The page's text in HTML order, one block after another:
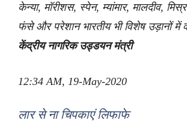
केन्या, मॉरीशस, स्पेन, म्यांमार, मालदीव,
फंसे और परेशान भारतीय भी विशेष उड़ानों में
केंद्रीय नागरिक उड्डयन मंत्री
12:34 AM, 19-May-2020
लार से ना चिपकाएं लिफाफे